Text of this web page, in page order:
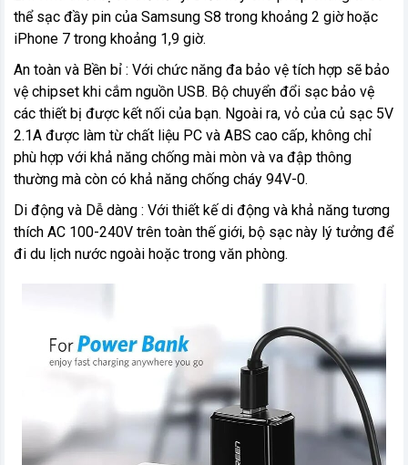
thể sạc đầy pin của Samsung S8 trong khoảng 2 giờ hoặc
iPhone 7 trong khoảng 1,9 giờ.
An toàn và Bền bỉ : Với chức năng đa bảo vệ tích hợp sẽ bảo
vệ chipset khi cắm nguồn USB. Bộ chuyển đổi sạc bảo vệ
các thiết bị được kết nối của bạn. Ngoài ra, vỏ của củ sạc 5V
2.1A được làm từ chất liệu PC và ABS cao cấp, không chỉ
phù hợp với khả năng chống mài mòn và va đập thông
thường mà còn có khả năng chống cháy 94V-0.
Di động và Dễ dàng : Với thiết kế di động và khả năng tương
thích AC 100-240V trên toàn thế giới, bộ sạc này lý tưởng để
đi du lịch nước ngoài hoặc trong văn phòng.